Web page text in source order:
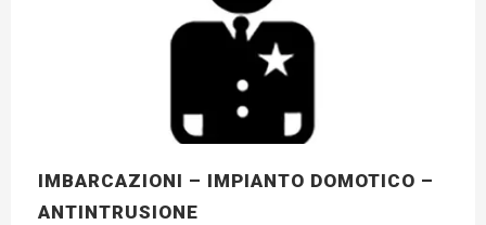
IMBARCAZIONI – IMPIANTO DOMOTICO –
ANTINTRUSIONE